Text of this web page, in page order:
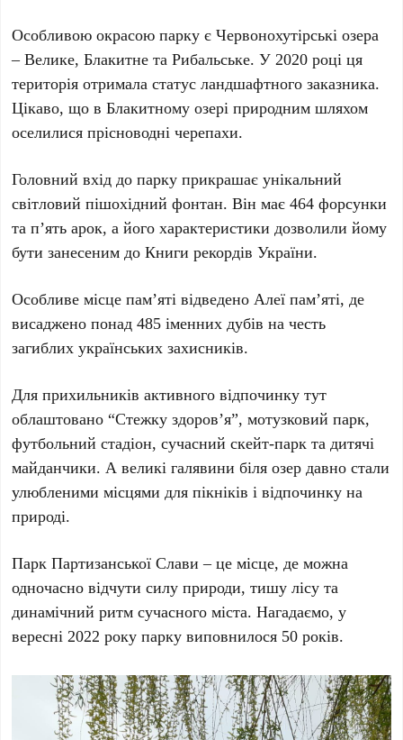
Особливою окрасою парку єЧервонохутірські озера
–Велике,Блакитне таРибальське. У2020 році ця
територія отримала статус ландшафтного заказника.
Цікаво, що вБлакитному озері природним шляхом
оселилися прісноводні черепахи.
Головний вхід до парку прикрашає унікальний
світловий пішохідний фонтан. Він має464 форсунки
тап’ять арок, а його характеристики дозволили йому
бути занесеним доКниги рекордів України.
Особливе місце пам’яті відведеноАлеї пам’яті, де
висаджено понад485 іменних дубів на честь
загиблих українських захисників.
Для прихильників активного відпочинку тут
облаштовано “Стежку здоров’я”, мотузковий парк,
футбольний стадіон, сучасний скейт-парк та дитячі
майданчики. А великі галявини біля озер давно стали
улюбленими місцями для пікніків і відпочинку на
природі.
Парк Партизанської Слави – це місце, де можна
одночасно відчути силу природи, тишу лісу та
динамічний ритм сучасного міста. Нагадаємо, у
вересні 2022 року парку виповнилося 50 років.